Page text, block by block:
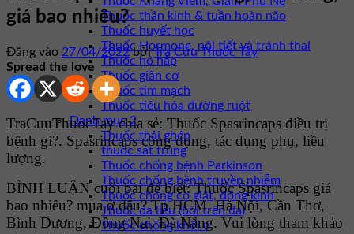
Thuốc thần kinh & tuần hoàn não
Thuốc huyết học
Thuốc Hormone, nội tiết và tránh thai
Thuốc hô hấp
Thuốc giãn cơ
Thuốc tim mạch
Thuốc tiêu hóa đường ruột
Danh mục 2
Thuốc thải ghép
thuốc sát trùng
Thuốc chống bệnh Parkinson
Thuốc chống bệnh truyền nhiễm
Thuốc chống co giật, động kinh
Thuốc da liễu (bôi trên da)
Thuốc chống khối u
giá bao nhiêu?
Đăng vào 27/04/2022 bởiTra Cứu Thuốc Tây
Spread the love
TraCuuThuocTay chia sẻ: Thuốc Spasrincaps điều trị
bệnh gì?. Spasrincaps công dụng, tác dụng phụ, liều
lượng.
BÌNH LUẬN cuối bài để biết: Thuốc Spasrincaps giá
bao nhiêu? mua ở đâu? Tp HCM, Hà Nội, Cần Thơ,
Bình Dương, Đồng Nai, Đà Nẵng. Vui lòng tham khảo